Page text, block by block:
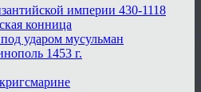
империи 430-1118
конница
ударом мусульман
1453 г.